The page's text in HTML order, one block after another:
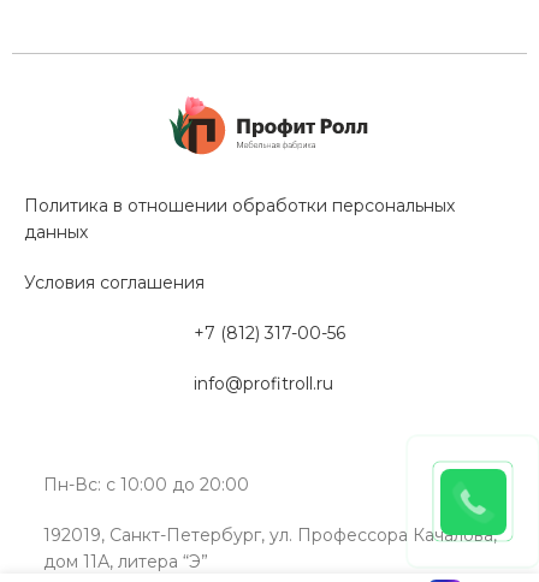
Политика в отношении обработки персональных
данных
Условия соглашения
+7 (812) 317-00-56
info@profitroll.ru
Пн-Вс: с 10:00 до 20:00
192019, Санкт-Петербург, ул. Профессора Качалова,
дом 11А, литера “Э”